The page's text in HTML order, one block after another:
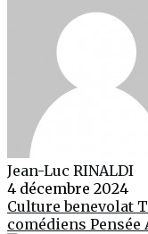
Jean-Luc RINALDI
4 décembre 2024
Culturebenevolat
comédiens Pensée